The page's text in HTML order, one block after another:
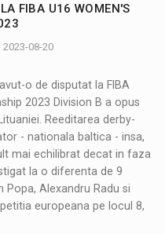
FIBA U16 WOMEN'S
2023-08-20
o de disputat la FIBA
2023 Division B a opus
Reeditarea derby-
- nationala baltica - insa,
mai echilibrat decat in faza
la o diferenta de 9
Alexandru Radu si
europeana pe locul 8,